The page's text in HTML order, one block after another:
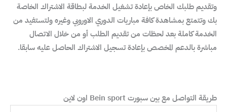
وتقديم طلبك الخاص بإعادة تشغيل الخدمة لبطاقة الاشتراك الخاصة
بك وتتمتع بمشاهدة كافة مباريات الدوري الاوروبي وغيره ولتستفيد من
الخدمة كاملة بعد لحظات من تقديم الطلب أو من خلال الاتصال
مباشرة بالدعم المخصص بإعادة تسجيل الاشتراك الحاصل عليه سابقا.
طريقة التواصل مع بين سبورت Bein sport اون لاين